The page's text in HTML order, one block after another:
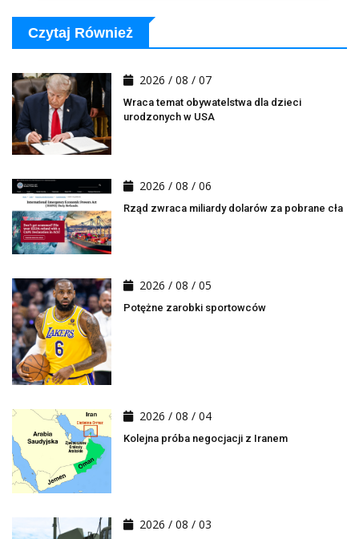
Czytaj Również
2026 / 08 / 07
Wraca temat obywatelstwa dla dzieci
urodzonych w USA
2026 / 08 / 06
Rząd zwraca miliardy dolarów za pobrane cła
2026 / 08 / 05
Potężne zarobki sportowców
2026 / 08 / 04
Kolejna próba negocjacji z Iranem
2026 / 08 / 03